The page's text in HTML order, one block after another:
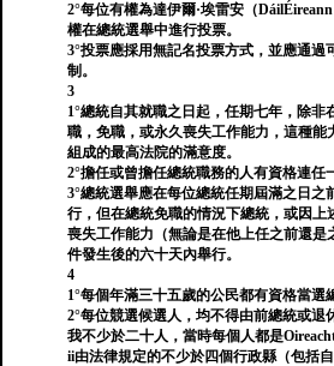
2°每位有權為達伊爾·埃雷安（
權在總統選舉中進行投票。
3°投票應採用無記名投票方式，並應通過
制。
3
1°總統自其就職之日起，任期七年，除非
職，免職，或永久喪失工作能力，這種能
組成的最高法院的滿意度。
2°擔任或曾擔任總統職務的人有資格連任
3°總統選舉應在每位總統任期屆滿之日之
行，但在總統免職的情況下總統，或因上
喪失工作能力（無論是在他上任之前還是
件發生後的六十天內舉行。
4
1°每個年滿三十五歲的公民都有資格當選
2°每位競選候選人，均不得由前總統或退
我不少於二十人，當時每個人都是
ii由法律規定的不少於四個行政縣（包括